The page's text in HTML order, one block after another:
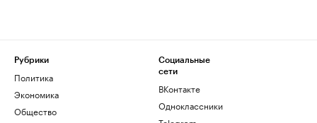
Рубрики
Политика
Экономика
Общество
Социальные
сети
ВКонтакте
Одноклассники